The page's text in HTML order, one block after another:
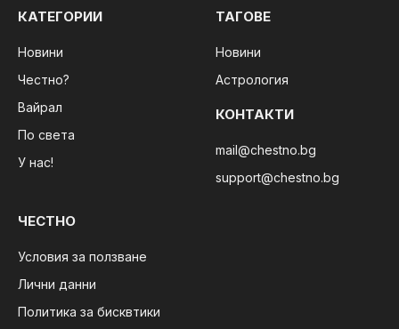
КАТЕГОРИИ
Новини
Честно?
Вайрал
По света
У нас!
ТАГОВЕ
Новини
Астрология
КОНТАКТИ
mail@chestno.bg
support@chestno.bg
ЧЕСТНО
Условия за ползване
Лични данни
Политика за бисквтики